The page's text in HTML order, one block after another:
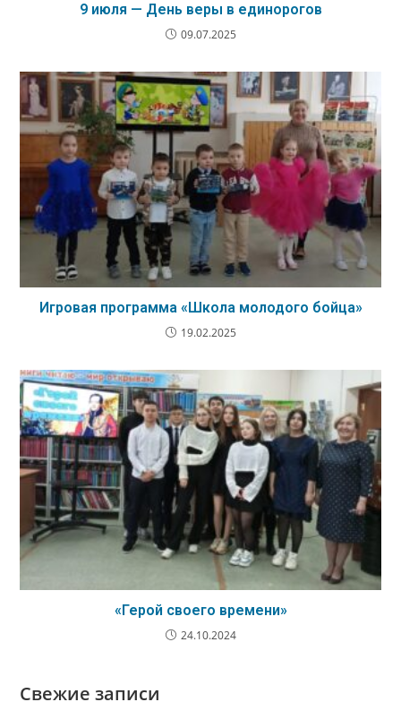
9 июля — День веры в единорогов
09.07.2025
Игровая программа «Школа молодого бойца»
19.02.2025
«Герой своего времени»
24.10.2024
Свежие записи